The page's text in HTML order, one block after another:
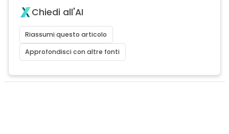
Chiedi all'AI
Riassumi questo articolo
Approfondisci con altre fonti